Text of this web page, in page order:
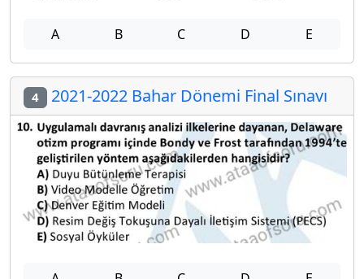
A B C D E
4 2021-2022 Bahar Dönemi Final Sınavı